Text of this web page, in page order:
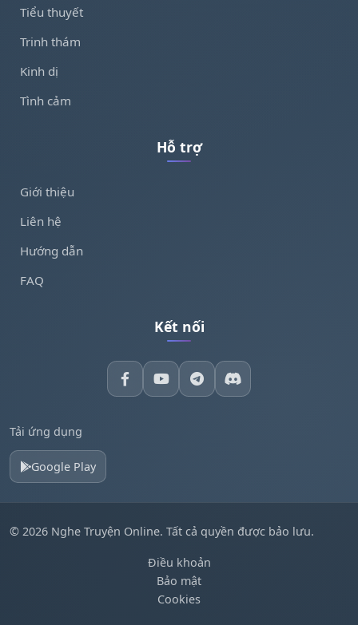
Tiểu thuyết
Trinh thám
Kinh dị
Tình cảm
Hỗ trợ
Giới thiệu
Liên hệ
Hướng dẫn
FAQ
Kết nối
Tải ứng dụng
Google Play
© 2026 Nghe Truyện Online. Tất cả quyền được bảo lưu.
Điều khoản
Bảo mật
Cookies